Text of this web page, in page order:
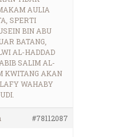
AULIA
SPERTI
BIN ABU
BATANG,
AL-HADDAD
SALIM AL-
KWITANG AKAN
WAHABY
#78112087